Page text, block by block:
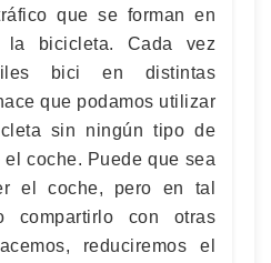
que se forman en
la bicicleta. Cada vez
bici en distintas
que podamos utilizar
sin ningún tipo de
coche. Puede que sea
el coche, pero en tal
compartirlo con otras
reduciremos el